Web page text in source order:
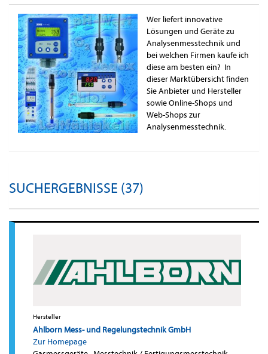
Wer liefert innovative
Lösungen und Geräte zu
Analysenmesstechnik und
bei welchen Firmen kaufe ich
diese am besten ein? In
dieser Marktübersicht finden
Sie Anbieter und Hersteller
sowie Online-Shops und
Web-Shops zur
Analysenmesstechnik.
SUCHERGEBNISSE (37)
Hersteller
Ahlborn Mess- und Regelungstechnik GmbH
Zur Homepage